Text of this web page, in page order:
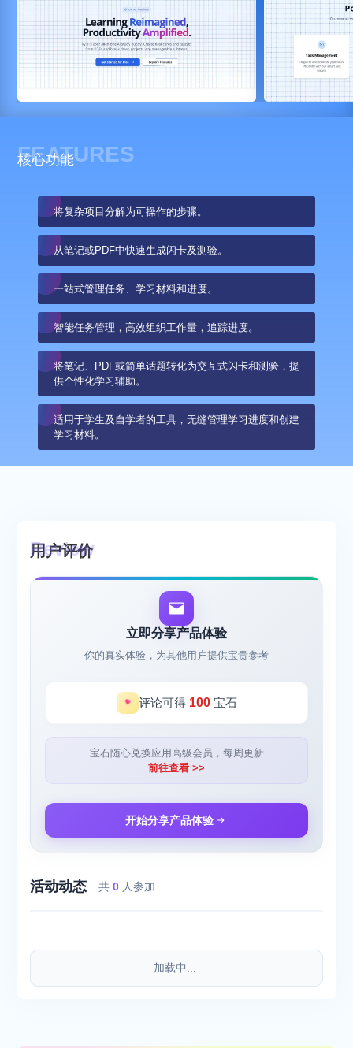
FEATURES
核心功能
将复杂项目分解为可操作的步骤。
从笔记或PDF中快速生成闪卡及测验。
一站式管理任务、学习材料和进度。
智能任务管理，高效组织工作量，追踪进度。
将笔记、PDF或简单话题转化为交互式闪卡和测验，提
供个性化学习辅助。
适用于学生及自学者的工具，无缝管理学习进度和创建
学习材料。
用户评价
立即分享产品体验
你的真实体验，为其他用户提供宝贵参考
评论可得 100宝石
宝石随心兑换应用高级会员，每周更新
前往查看 >>
开始分享产品体验
活动动态 共0 人参加
加载中...